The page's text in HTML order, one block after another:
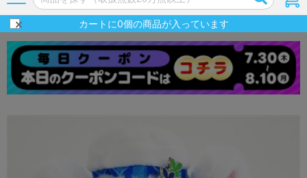
カートに0個の商品が入っています